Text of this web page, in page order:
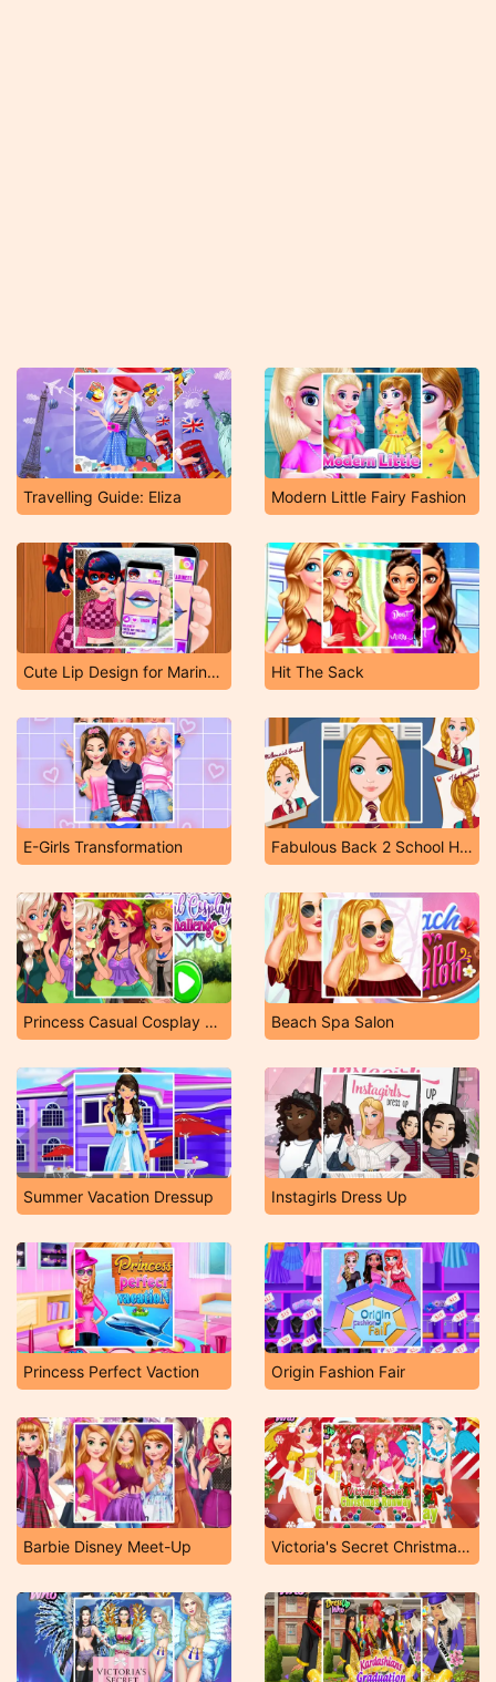
Travelling Guide: Eliza Modern Little Fairy Fashion
Cute Lip Design for Marinette Hit The Sack
E-Girls Transformation Fabulous Back 2 School Hairstyles
Princess Casual Cosplay Challenge Beach Spa Salon
Summer Vacation Dressup Instagirls Dress Up
Princess Perfect Vaction Origin Fashion Fair
Barbie Disney Meet-Up Victoria's Secret Christmas Runway